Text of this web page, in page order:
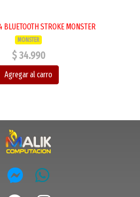
BLUETOOTH STROKE MONSTER
MONSTER
$ 34.990
Agregar al carro